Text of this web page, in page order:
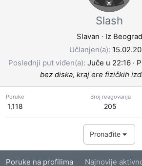
Slash
Slavan · Iz Beograd
Učlanjen(a)
Poslednji put viđen(a) Juče u 22:16 ·
bez diska, kraj ere fizičkih
Poruke
1,118
Broj reagovanja
205
Pronađite
Poruke na profilima Najnovije